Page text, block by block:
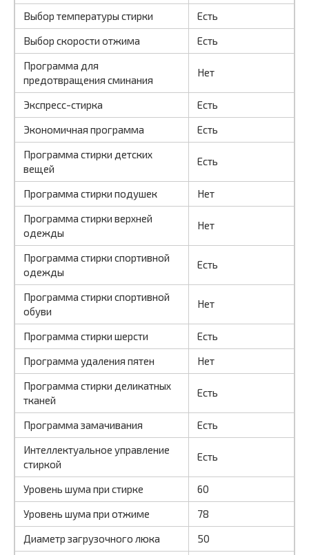
Выбор температуры стирки
Есть
Выбор скорости отжима
Есть
Программа для
предотвращения сминания
Нет
Экспресс-стирка
Есть
Экономичная программа
Есть
Программа стирки детских
вещей
Есть
Программа стирки подушек
Нет
Программа стирки верхней
одежды
Нет
Программа стирки спортивной
одежды
Есть
Программа стирки спортивной
обуви
Нет
Программа стирки шерсти
Есть
Программа удаления пятен
Нет
Программа стирки деликатных
тканей
Есть
Программа замачивания
Есть
Интеллектуальное управление
стиркой
Есть
Уровень шума при стирке
60
Уровень шума при отжиме
78
Диаметр загрузочного люка
50